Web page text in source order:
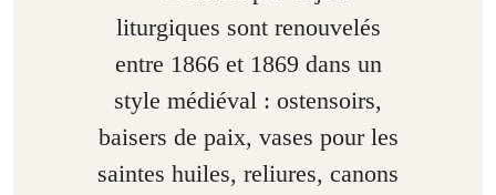
liturgiques sont renouvelés
entre 1866 et 1869 dans un
style médiéval : ostensoirs,
baisers de paix, vases pour les
saintes huiles, reliures, canons